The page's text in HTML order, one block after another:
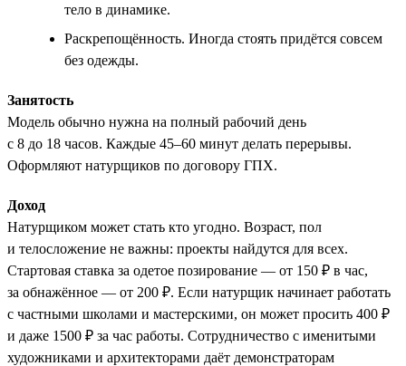
тело в динамике.
Раскрепощённость. Иногда стоять придётся совсем
без одежды.
Занятость
Модель обычно нужна на полный рабочий день
с 8 до 18 часов. Каждые 45–60 минут делать перерывы.
Оформляют натурщиков по договору ГПХ.
Доход
Натурщиком может стать кто угодно. Возраст, пол
и телосложение не важны: проекты найдутся для всех.
Стартовая ставка за одетое позирование — от 150 ₽ в час,
за обнажённое — от 200 ₽. Если натурщик начинает работать
с частными школами и мастерскими, он может просить 400 ₽
и даже 1500 ₽ за час работы. Сотрудничество с именитыми
художниками и архитекторами даёт демонстраторам